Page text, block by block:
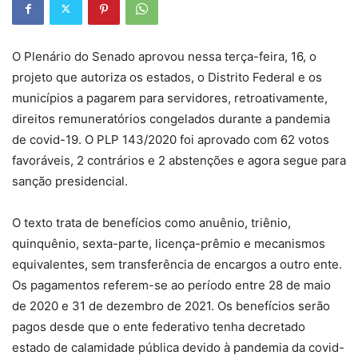
O Plenário do Senado aprovou nessa terça-feira, 16, o
projeto que autoriza os estados, o Distrito Federal e os
municípios a pagarem para servidores, retroativamente,
direitos remuneratórios congelados durante a pandemia
de covid-19. O PLP 143/2020 foi aprovado com 62 votos
favoráveis, 2 contrários e 2 abstenções e agora segue para
sanção presidencial.
O texto trata de benefícios como anuênio, triênio,
quinquênio, sexta-parte, licença-prêmio e mecanismos
equivalentes, sem transferência de encargos a outro ente.
Os pagamentos referem-se ao período entre 28 de maio
de 2020 e 31 de dezembro de 2021. Os benefícios serão
pagos desde que o ente federativo tenha decretado
estado de calamidade pública devido à pandemia da covid-